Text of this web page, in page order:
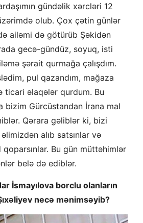
gündəlik xərcləri 12
olub. Çox çətin günlər
ailəmi də götürüb Şəkidən
gecə-gündüz, soyuq, isti
şərait qurmağa çalışdım.
pul qazandım, mağaza
ticari əlaqələr qurdum. Bu
bizim Gürcüstandan İrana mal
Qərara gəliblər ki, bizi
əlimizdən alıb satsınlar və
Bu gün müttəhimlər
belə də ediblər.
İsmayılova borclu olanların
necə mənimsəyib?